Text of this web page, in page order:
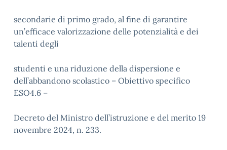
secondarie di primo grado, al fine di garantire
un’efficace valorizzazione delle potenzialità e dei
talenti degli
studenti e una riduzione della dispersione e
dell’abbandono scolastico – Obiettivo specifico
ESO4.6 –
Decreto del Ministro dell’istruzione e del merito 19
novembre 2024, n. 233.